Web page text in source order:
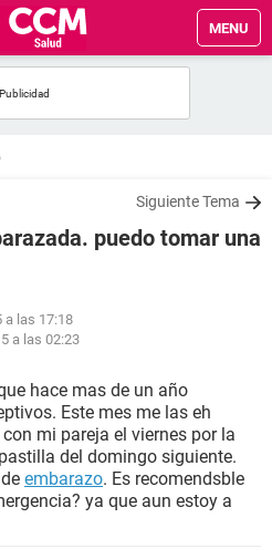
MENU
Siguiente Tema
puedo tomar una
a las 17:18
a las 02:23
hace mas de un año
Este mes me las eh
mi pareja el viernes por la
del domingo siguiente.
embarazo. Es recomendsble
ya que aun estoy a